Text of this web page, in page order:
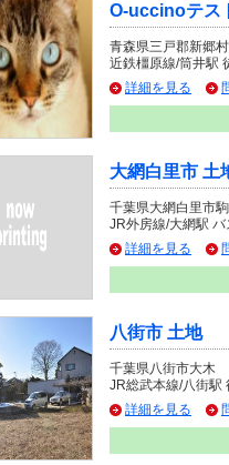
O-uccinoテス
青森県三戸郡新郷
近鉄橿原線/筒井駅
詳細を見る
大網白里市 土
千葉県大網白里市
JR外房線/大網駅
詳細を見る
八街市 土地
千葉県八街市大木
JR総武本線/八街駅
詳細を見る